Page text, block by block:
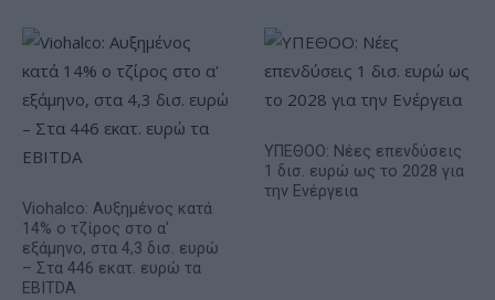
Viohalco: Αυξημένος κατά
14% ο τζίρος στο α'
εξάμηνο, στα 4,3 δισ. ευρώ
– Στα 446 εκατ. ευρώ τα
EBITDA
ΥΠΕΘΟΟ: Νέες επενδύσεις
1 δισ. ευρώ ως το 2028 για
την Ενέργεια